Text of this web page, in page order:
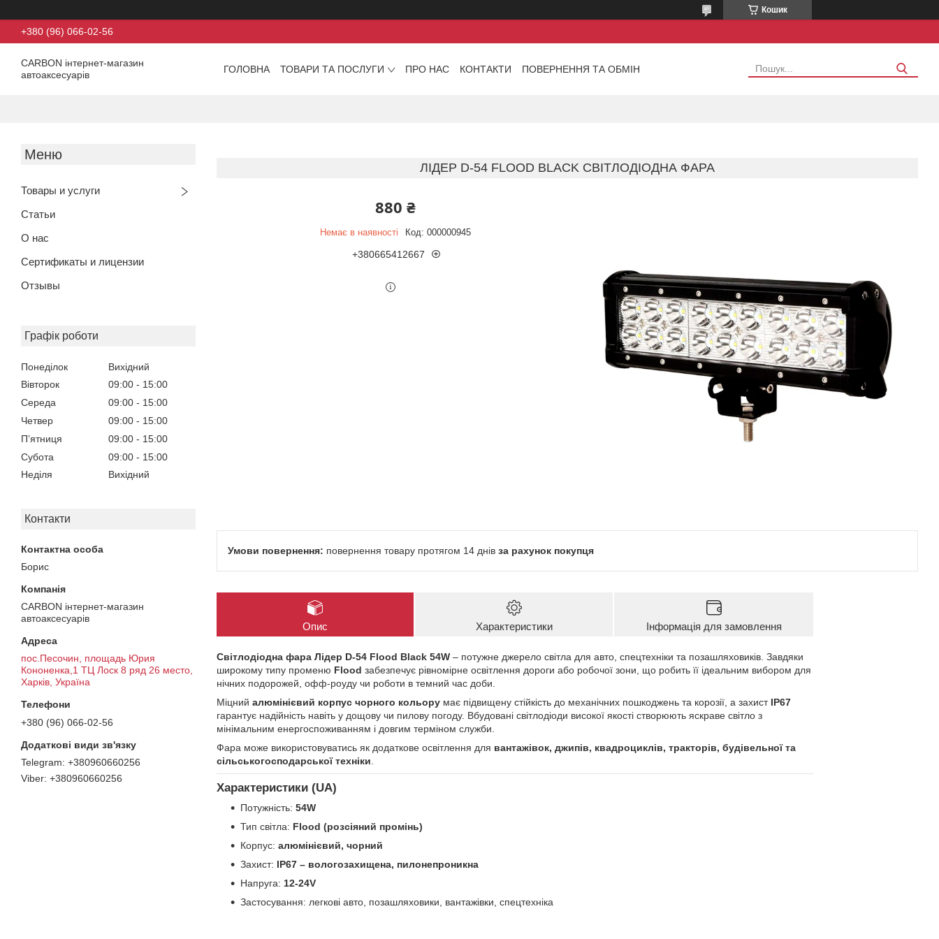
Кошик
+380 (96) 066-02-56
CARBON інтернет-магазин
автоаксесуарів
ГОЛОВНА ТОВАРИ ТА ПОСЛУГИ ПРО НАС КОНТАКТИ ПОВЕРНЕННЯ ТА ОБМІН
Товары и услуги
Статьи
О нас
Сертификаты и лицензии
Отзывы
Графік роботи
Понеділок
Вихідний
Вівторок
09:00
15:00
Середа
09:00
15:00
Четвер
09:00
15:00
Пʼятниця
09:00
15:00
Субота
09:00
15:00
Неділя
Вихідний
Контакти
Борис
CARBON інтернет-магазин
автоаксесуарів
пос.Песочин, площадь Юрия
Кононенка,1 ТЦ Лоск 8 ряд 26 место,
Харків, Україна
+380 (96) 066-02-56
+380960660256
+380960660256
ЛІДЕР D-54 FLOOD BLACK СВІТЛОДІОДНА ФАРА
880 ₴
Немає в наявності Код: 000000945
+380665412667
повернення товару протягом 14 днів за рахунок покупця
Опис Характеристики Інформація для замовлення
Світлодіодна фара Лідер D-54 Flood Black 54W – потужне джерело світла для авто, спецтехніки та позашляховиків. Завдяки
широкому типу променю Flood забезпечує рівномірне освітлення дороги або робочої зони, що робить її ідеальним вибором для
нічних подорожей, офф-роуду чи роботи в темний час доби.
Міцний алюмінієвий корпус чорного кольору має підвищену стійкість до механічних пошкоджень та корозії, а захист IP67
гарантує надійність навіть у дощову чи пилову погоду. Вбудовані світлодіоди високої якості створюють яскраве світло з
мінімальним енергоспоживанням і довгим терміном служби.
Фара може використовуватись як додаткове освітлення для вантажівок, джипів, квадроциклів, тракторів, будівельної та
сільськогосподарської техніки
Характеристики (UA)
Потужність: 54W
Тип світла: Flood (розсіяний промінь)
Корпус: алюмінієвий, чорний
Захист: IP67 – вологозахищена, пилонепроникна
Напруга: 12-24V
Застосування: легкові авто, позашляховики, вантажівки, спецтехніка